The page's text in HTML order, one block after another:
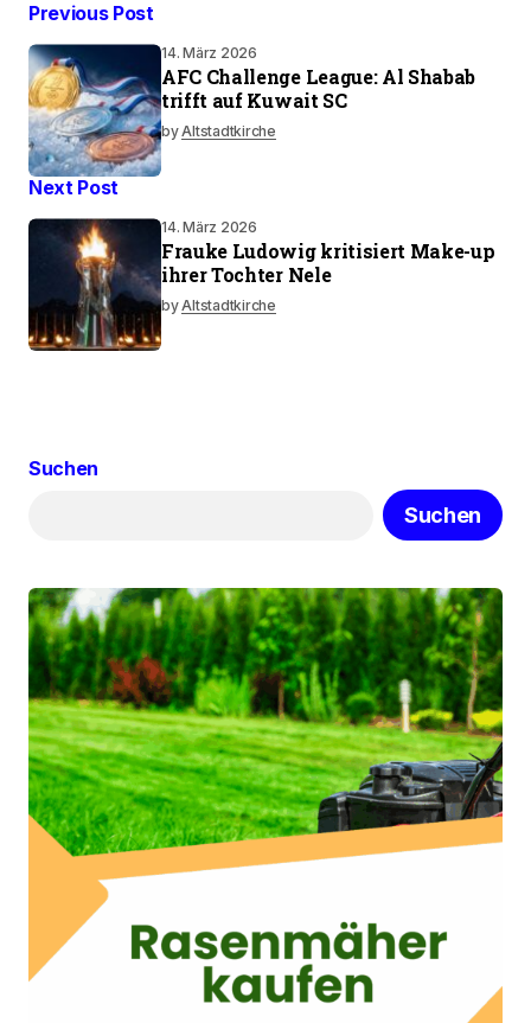
Previous Post
14. März 2026
AFC Challenge League: Al Shabab
trifft auf Kuwait SC
byAltstadtkirche
Next Post
14. März 2026
Frauke Ludowig kritisiert Make-up
ihrer Tochter Nele
byAltstadtkirche
Suchen
Suchen